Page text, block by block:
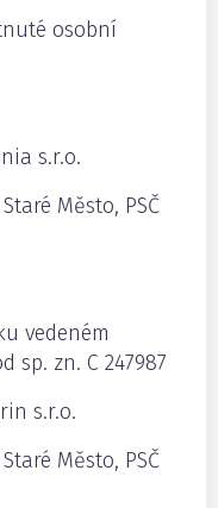
osobní
s.r.o.
Město, PSČ
vedeném
sp. zn. C 247987
s.r.o.
Město, PSČ